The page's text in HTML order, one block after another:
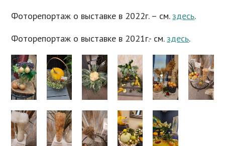
Фоторепортаж о выставке в 2022г. – см.здесь.
Фоторепортаж о выставке в 2021г.- см.здесь.